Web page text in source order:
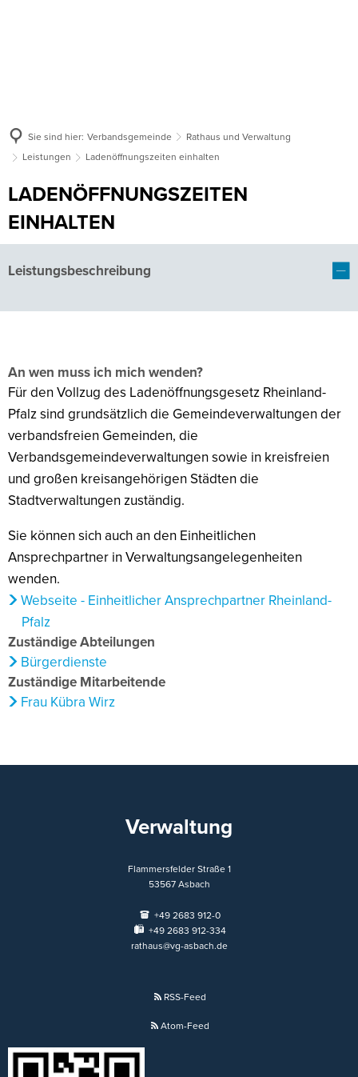
Sie sind hier: Verbandsgemeinde
Rathaus und Verwaltung
Leistungen
Ladenöffnungszeiten einhalten
LADENÖFFNUNGSZEITEN
EINHALTEN
Leistungsbeschreibung
An wen muss ich mich wenden?
Für den Vollzug des Ladenöffnungsgesetz Rheinland-
Pfalz sind grundsätzlich die Gemeindeverwaltungen der
verbandsfreien Gemeinden, die
Verbandsgemeindeverwaltungen sowie in kreisfreien
und großen kreisangehörigen Städten die
Stadtverwaltungen zuständig.
Sie können sich auch an den Einheitlichen
Ansprechpartner in Verwaltungsangelegenheiten
wenden.
Webseite - Einheitlicher Ansprechpartner Rheinland-
Pfalz
Zuständige Abteilungen
Bürgerdienste
Zuständige Mitarbeitende
Frau Kübra Wirz
Verwaltung
Flammersfelder Straße 1
53567 Asbach
+49 2683 912-0
+49 2683 912-334
rathaus@vg-asbach.de
RSS-Feed
Atom-Feed